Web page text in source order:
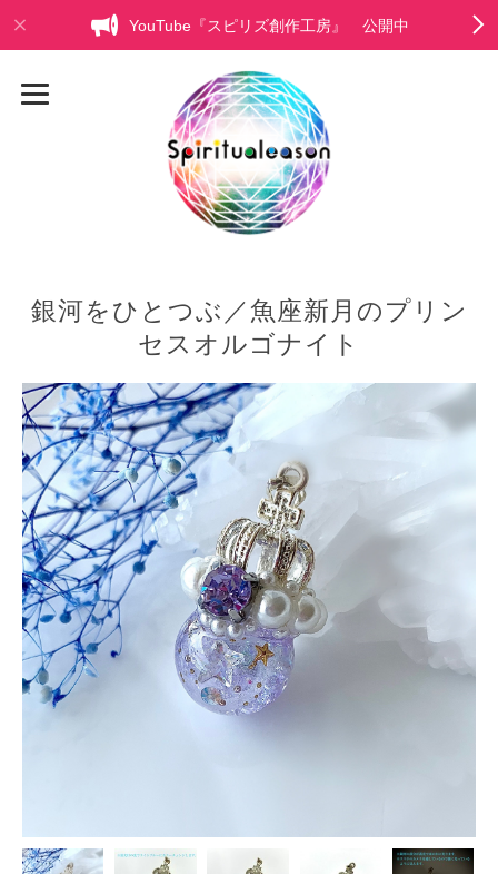
YouTube『スピリズ創作工房』 公開中
銀河をひとつぶ／魚座新月のプリン
セスオルゴナイト